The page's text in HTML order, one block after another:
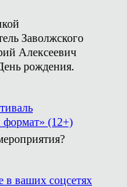
Заволжского
Алексеевич
рождения.
(12+)
ваших соцсетях